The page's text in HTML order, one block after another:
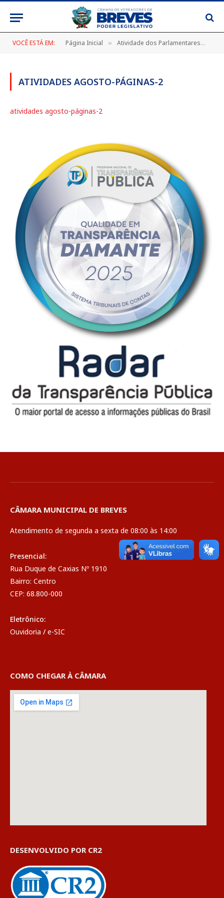
VOCÊ ESTÁ EM: Página Inicial » Atividade dos Parlamentares
ATIVIDADES AGOSTO-PÁGINAS-2
atividades agosto-páginas-2
CÂMARA MUNICIPAL DE BREVES
Atendimento de segunda a sexta de 08:00 às 14:00
Presencial:
Rua Duque de Caxias Nº 1910
Bairro: Centro
CEP: 68.800-000
Eletrônico:
Ouvidoria / e-SIC
COMO CHEGAR À CÂMARA
DESENVOLVIDO POR CR2